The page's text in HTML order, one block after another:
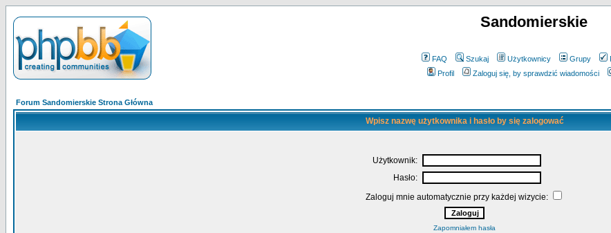
Sandomierskie
FAQ Szukaj Użytkownicy Grupy
Profil
Zaloguj się, by sprawdzić wiadomości
Forum Sandomierskie Strona Główna
Wpisz nazwę użytkownika i hasło by się zalogować
Użytkownik:
Hasło:
Zaloguj mnie automatycznie przy każdej wizycie:
Zapomniałem hasła